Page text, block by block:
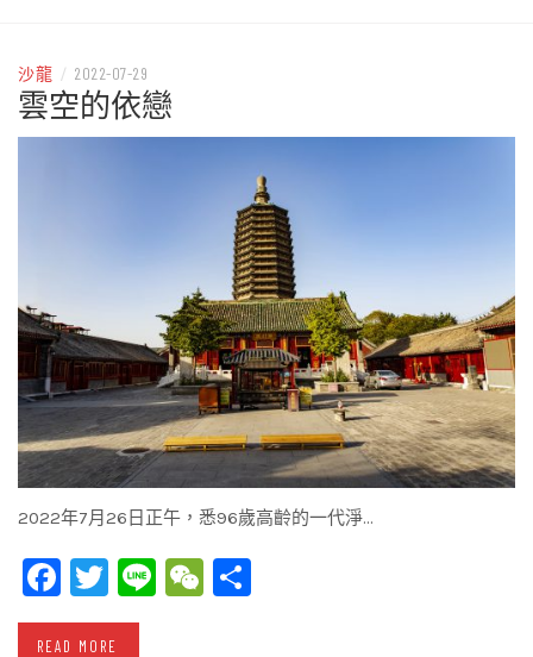
沙龍 / 2022-07-29
雲空的依戀
2022年7月26日正午，悉96歲高齡的一代淨…
Facebook
Twitter
LineWeChat
READ MORE